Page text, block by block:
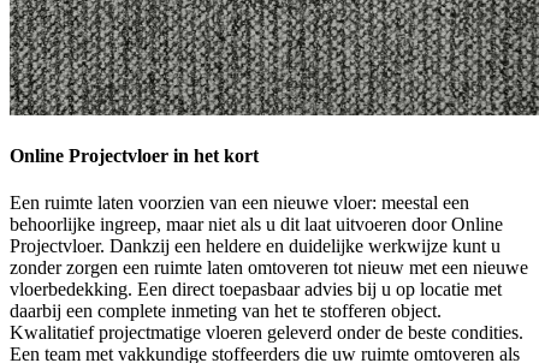
Online Projectvloer in het kort
Een ruimte laten voorzien van een nieuwe vloer: meestal een
behoorlijke ingreep, maar niet als u dit laat uitvoeren door Online
Projectvloer. Dankzij een heldere en duidelijke werkwijze kunt u
zonder zorgen een ruimte laten omtoveren tot nieuw met een nieuwe
vloerbedekking. Een direct toepasbaar advies bij u op locatie met
daarbij een complete inmeting van het te stofferen object.
Kwalitatief projectmatige vloeren geleverd onder de beste condities.
Een team met vakkundige stoffeerders die uw ruimte omtoveren als